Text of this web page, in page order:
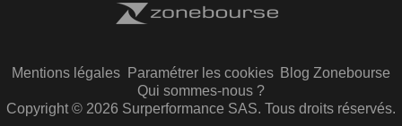
Mentions légales Paramétrer les cookies Blog Zonebourse
Qui sommes-nous ?
Copyright © 2026 Surperformance SAS. Tous droits réservés.